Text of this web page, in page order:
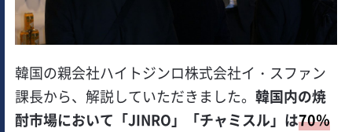
韓国の親会社ハイトジンロ株式会社イ・スファン
課長から、解説していただきました。韓国内の焼
酎市場において「JINRO」「チャミスル」は70％